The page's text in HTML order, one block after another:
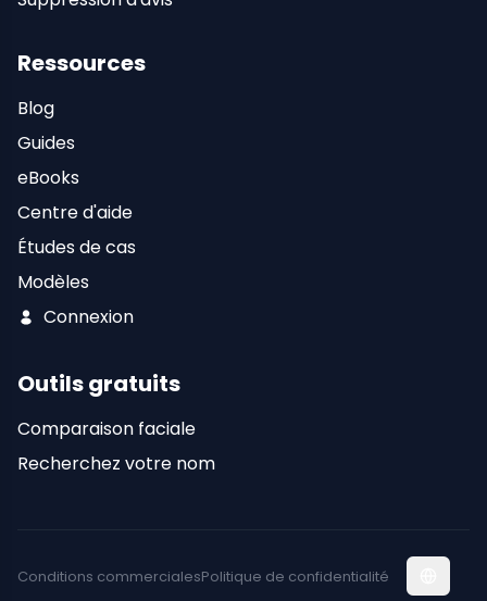
Ressources
Blog
Guides
eBooks
Centre d'aide
Études de cas
Modèles
Connexion
Outils gratuits
Comparaison faciale
Recherchez votre nom
Conditions commercialesPolitique de confidentialité